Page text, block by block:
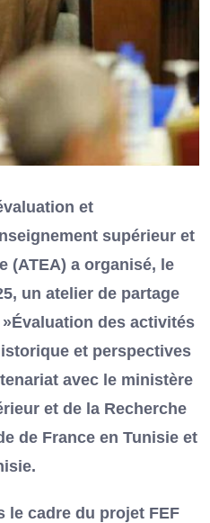
et
supérieur et
(ATEA) a organisé, le
un atelier de partage
des activités
et perspectives
avec le ministère
et de la Recherche
de France en Tunisie et
le cadre du projet FEF